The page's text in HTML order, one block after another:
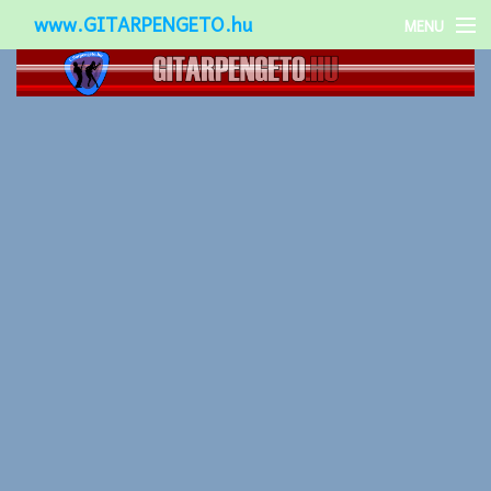
www.GITARPENGETO.hu MENU
Népszerű-